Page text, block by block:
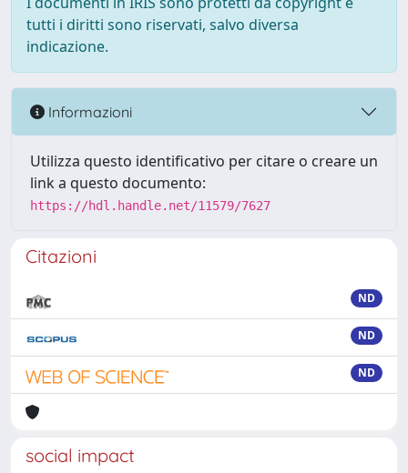
tutti i diritti sono riservati, salvo diversa
indicazione.
Informazioni
Utilizza questo identificativo per citare o creare un
link a questo documento:
https://hdl.handle.net/11579/7627
Citazioni
ND
ND
ND
social impact